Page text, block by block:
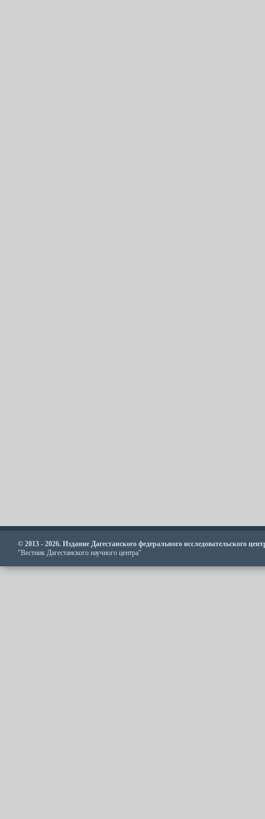
© 2013 - 2026. Издание Дагестанского федерального исследовательского
"Вестник Дагестанского научного центра"